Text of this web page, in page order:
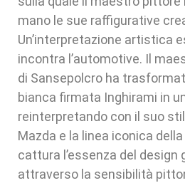
mano le sue raffigurative
Un’interpretazione artistica
incontra l’automotive. Il
di Sansepolcro ha
bianca firmata Inghirami in
reinterpretando con il suo
Mazda e la linea iconica della
cattura l’essenza del design
attraverso la sensibilità